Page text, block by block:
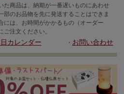
た商品は、納期が一番遅いものにあわせ
部のお品物を先に発送することはできま
には、お時間がかかるもの（オーダー
注文ください。
カレンダー ・ お問い合わせ